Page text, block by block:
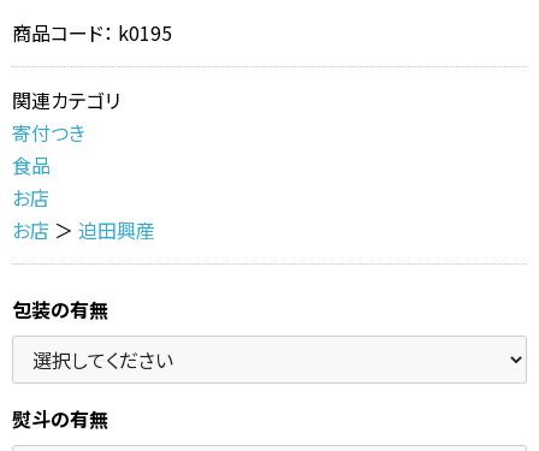
商品コード： k0195
関連カテゴリ
寄付つき
食品
お店
お店 ＞ 迫田興産
包装の有無
熨斗の有無